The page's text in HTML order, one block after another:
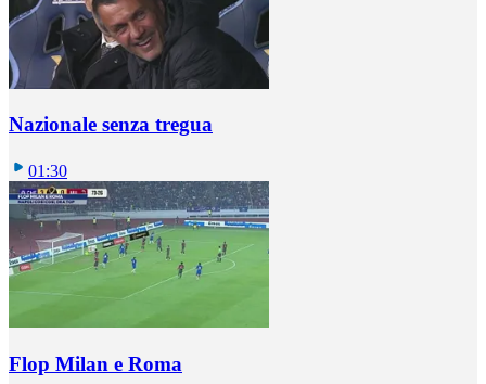
Nazionale senza tregua
01:30
Flop Milan e Roma